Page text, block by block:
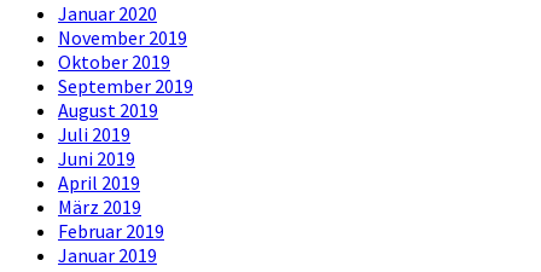
Januar 2020
November 2019
Oktober 2019
September 2019
August 2019
Juli 2019
Juni 2019
April 2019
März 2019
Februar 2019
Januar 2019